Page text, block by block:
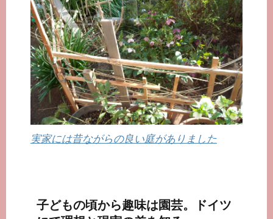
実家には昔ながらの良い庭がありました
子どもの頃から趣味は園芸。ドイツ